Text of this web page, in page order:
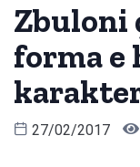
Zbuloni
forma e
27/02/2017